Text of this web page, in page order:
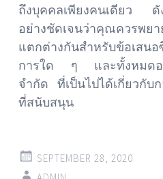
ถึงบุคคลเพียงคนเดียว ดั
อย่างชัดเจนว่าคุณควรพย
แตกต่างกันสำหรับข้อเสน
การใด ๆ และทั้งหมดอย่
จำกัด ที่เป็นไปได้เกี่ยวกับ
ที่สนับสนุน
SEPTEMBER 28, 2020